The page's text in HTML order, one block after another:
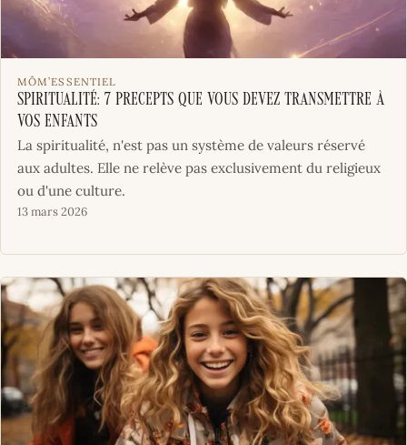
MÔM’ESSENTIEL
Spiritualité: 7 precepts que vous devez transmettre à
vos enfants
La spiritualité, n'est pas un système de valeurs réservé
aux adultes. Elle ne relève pas exclusivement du religieux
ou d'une culture.
13 mars 2026